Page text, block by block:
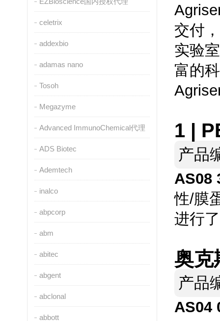
celetrix
addexbio
adamas nano
Tosoh
Megazyme
Advanced ImmunoChemical代理
ADS Biotec
Ademtech
inalco
abpcorp
abm
abitec
abgent
abclonal
abbott
交付
实验
富的
1 |
产品
AS08
性/膜
进行
奥克
产品
AS04